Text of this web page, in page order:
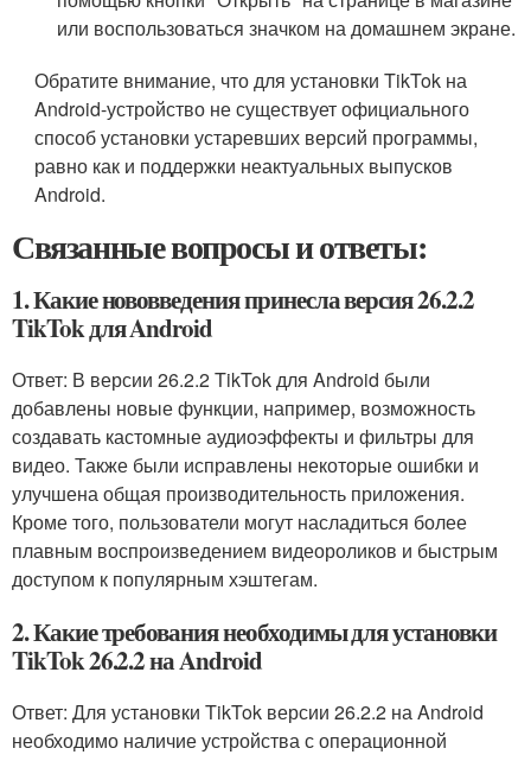
или воспользоваться значком на домашнем экране.
Обратите внимание, что для установки TikTok на
Android-устройство не существует официального
способ установки устаревших версий программы,
равно как и поддержки неактуальных выпусков
Android.
Связанные вопросы и ответы:
1. Какие нововведения принесла версия 26.2.2
TikTok для Android
Ответ: В версии 26.2.2 TikTok для Android были
добавлены новые функции, например, возможность
создавать кастомные аудиоэффекты и фильтры для
видео. Также были исправлены некоторые ошибки и
улучшена общая производительность приложения.
Кроме того, пользователи могут насладиться более
плавным воспроизведением видеороликов и быстрым
доступом к популярным хэштегам.
2. Какие требования необходимы для установки
TikTok 26.2.2 на Android
Ответ: Для установки TikTok версии 26.2.2 на Android
необходимо наличие устройства с операционной